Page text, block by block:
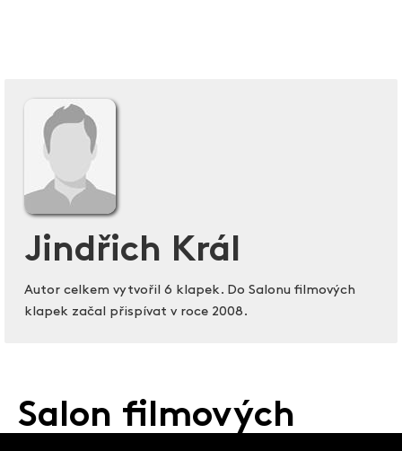
Jindřich Král
Autor celkem vytvořil 6 klapek. Do Salonu filmových
klapek začal přispívat v roce 2008.
Salon filmových